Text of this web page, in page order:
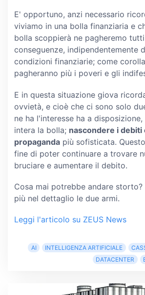
E' opportuno, anzi necessario
viviamo in una bolla finanziaria e
bolla scoppierà ne pagheremo
conseguenze, indipendentemente
condizioni finanziarie; come
pagheranno più i poveri e gli
E in questa situazione giova
ovvietà, e cioè che ci sono solo
ne ha l'interesse ha a
intera la bolla; nascondere i debiti
propagandapiù sofisticata.
fine di poter continuare a trovare
bruciare e aumentare il debito.
Cosa mai potrebbe andare storto?
più nel dettaglio le due armi.
Leggi l'articolo su ZEUS News
AI INTELLIGENZA ARTIFICIALE
DATACENTER